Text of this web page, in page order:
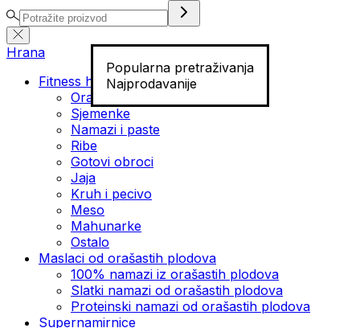
Popularna pretraživanja
Najprodavanije
Hrana
Fitness hrana
Orašasti plodovi
Sjemenke
Namazi i paste
Ribe
Gotovi obroci
Jaja
Kruh i pecivo
Meso
Mahunarke
Ostalo
Maslaci od orašastih plodova
100% namazi iz orašastih plodova
Slatki namazi od orašastih plodova
Proteinski namazi od orašastih plodova
Supernamirnice